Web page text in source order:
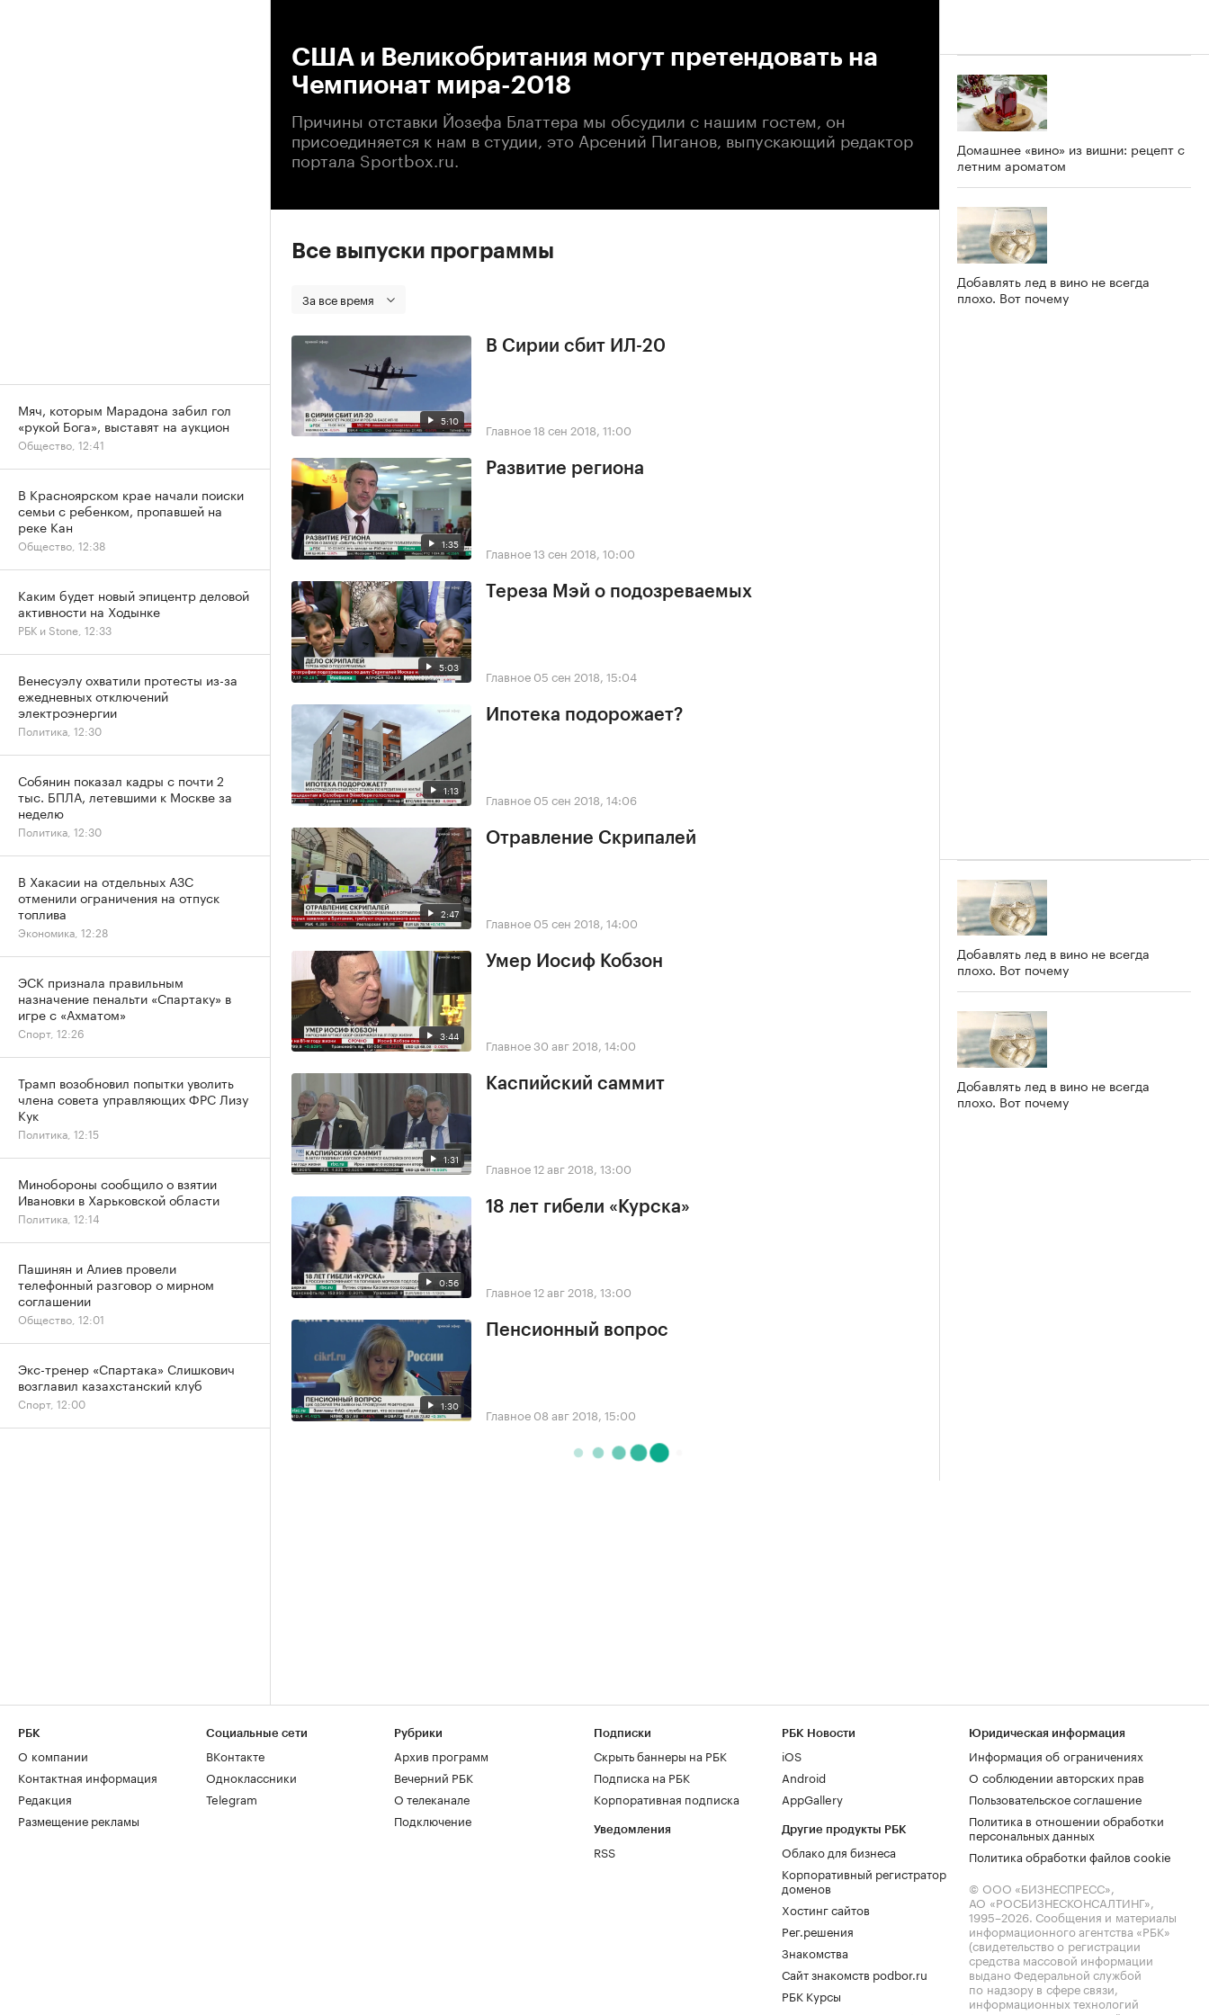
США и Великобритания могут претендовать на
Чемпионат мира-2018
Причины отставки Йозефа Блаттера мы обсудили с нашим гостем, он
присоединяется к нам в студии, это Арсений Пиганов, выпускающий редактор
портала Sportbox.ru.
Все выпуски программы
За все время
5:10
В Сирии сбит ИЛ-20
Главное18 сен 2018, 11:00
1:35
Развитие региона
Главное13 сен 2018, 10:00
5:03
Тереза Мэй о подозреваемых
Главное 05 сен 2018, 15:04
1:13
Ипотека подорожает?
Главное 05 сен 2018, 14:06
2:47
Отравление Скрипалей
Главное 05 сен 2018, 14:00
3:44
Умер Иосиф Кобзон
Главное30 авг 2018, 14:00
1:31
Каспийский саммит
Главное12 авг 2018, 13:00
0:56
18 лет гибели «Курска»
Главное12 авг 2018, 13:00
1:30
Пенсионный вопрос
Главное 08 авг 2018, 15:00
Домашнее «вино» из вишни: рецепт с
летним ароматом
Добавлять лед в вино не всегда
плохо. Вот почему
Добавлять лед в вино не всегда
плохо. Вот почему
Добавлять лед в вино не всегда
плохо. Вот почему
Мяч, которым Марадона забил гол
«рукой Бога», выставят на аукцион
Общество, 12:41
В Красноярском крае начали поиски
семьи с ребенком, пропавшей на
реке Кан
Общество, 12:38
Каким будет новый эпицентр деловой
активности на Ходынке
РБК и Stone, 12:33
Венесуэлу охватили протесты из-за
ежедневных отключений
электроэнергии
Политика, 12:30
Собянин показал кадры с почти 2
тыс. БПЛА, летевшими к Москве за
неделю
Политика, 12:30
В Хакасии на отдельных АЗС
отменили ограничения на отпуск
топлива
Экономика, 12:28
ЭСК признала правильным
назначение пенальти «Спартаку» в
игре с «Ахматом»
Спорт, 12:26
Трамп возобновил попытки уволить
члена совета управляющих ФРС Лизу
Кук
Политика, 12:15
Минобороны сообщило о взятии
Ивановки в Харьковской области
Политика, 12:14
Пашинян и Алиев провели
телефонный разговор о мирном
соглашении
Общество, 12:01
Экс-тренер «Спартака» Слишкович
возглавил казахстанский клуб
Спорт, 12:00
РБК
О компании
Контактная информация
Редакция
Размещение рекламы
Социальные сети
ВКонтакте
Одноклассники
Telegram
Рубрики
Архив программ
Вечерний РБК
О телеканале
Подключение
Подписки
Скрыть баннеры на РБК
Подписка на РБК
Корпоративная подписка
Уведомления
RSS
РБК Новости
iOS
Android
AppGallery
Другие продукты РБК
Облако для бизнеса
Корпоративный регистратор
доменов
Хостинг сайтов
Рег.решения
Знакомства
Сайт знакомств podbor.ru
РБК Курсы
Юридическая информация
Информация об ограничениях
О соблюдении авторских прав
Пользовательское соглашение
Политика в отношении обработки
персональных данных
Политика обработки файлов cookie
© ООО «БИЗНЕСПРЕСС»,
АО «РОСБИЗНЕСКОНСАЛТИНГ»,
1995–2026. Сообщения и материалы
информационного агентства «РБК»
(свидетельство о регистрации
средства массовой информации
выдано Федеральной службой
по надзору в сфере связи,
информационных технологий